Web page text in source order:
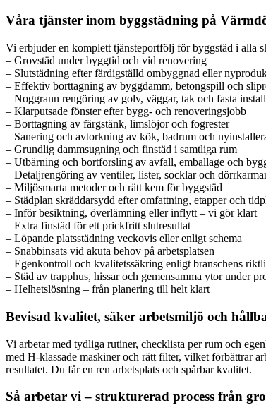
Våra tjänster inom byggstädning på
Vi erbjuder en komplett tjänsteportfölj för byggstäd i alla
– Grovstäd under byggtid och vid renovering
– Slutstädning efter färdigställd ombyggnad eller
– Effektiv borttagning av byggdamm, betongspill och
– Noggrann rengöring av golv, väggar, tak och fasta
– Klarputsade fönster efter bygg- och renoveringsjobb
– Borttagning av färgstänk, limslöjor och fogrester
– Sanering och avtorkning av kök, badrum och
– Grundlig dammsugning och finstäd i samtliga rum
– Utbärning och bortforsling av avfall, emballage och
– Detaljrengöring av ventiler, lister, socklar och
– Miljösmarta metoder och rätt kem för byggstäd
– Städplan skräddarsydd efter omfattning, etapper och
– Inför besiktning, överlämning eller inflytt – vi gör klart
– Extra finstäd för ett prickfritt slutresultat
– Löpande platsstädning veckovis eller enligt schema
– Snabbinsats vid akuta behov på arbetsplatsen
– Egenkontroll och kvalitetssäkring enligt branschens
– Städ av trapphus, hissar och gemensamma ytor under
– Helhetslösning – från planering till helt klart
Bevisad kvalitet, säker arbetsmiljö och
Vi arbetar med tydliga rutiner, checklista per rum och
med H-klassade maskiner och rätt filter, vilket förbättrar
resultatet. Du får en ren arbetsplats och spårbar kvalitet.
Så arbetar vi – strukturerad process från